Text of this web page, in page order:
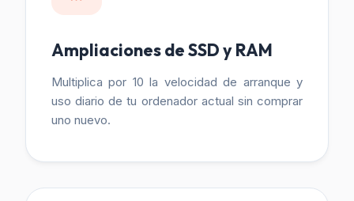
Ampliaciones de SSD y RAM
Multiplica por 10 la velocidad de arranque y
uso diario de tu ordenador actual sin comprar
uno nuevo.